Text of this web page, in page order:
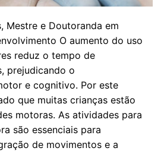
Mestre e Doutoranda em
O aumento do uso
reduz o tempo de
prejudicando o
e cognitivo. Por este
que muitas crianças estão
motoras. As atividades para
são essenciais para
de movimentos e a